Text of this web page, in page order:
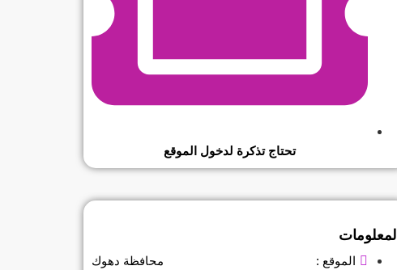
تحتاج تذكرة لدخول الموقع
المعلومات
الموقع :
محافظة دهوك